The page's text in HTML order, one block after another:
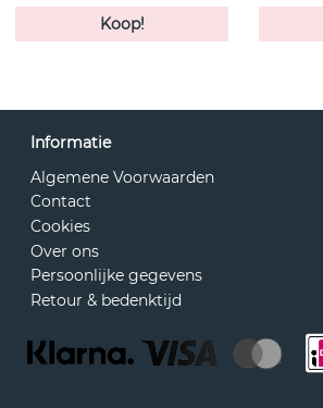
Koop!
Informatie
Algemene Voorwaarden
Contact
Cookies
Over ons
Persoonlijke gegevens
Retour & bedenktijd